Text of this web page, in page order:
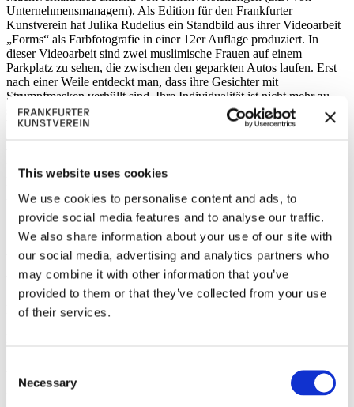
This website uses cookies
We use cookies to personalise content and ads, to
provide social media features and to analyse our traffic.
We also share information about your use of our site with
our social media, advertising and analytics partners who
may combine it with other information that you’ve
provided to them or that they’ve collected from your use
of their services.
Selection
Necessary
Unternehmensmanagern). Als Edition für den Frankfurter
Kunstverein hat Julika Rudelius ein Standbild aus ihrer Videoarbeit
„Forms“ als Farbfotografie in einer 12er Auflage produziert. In
dieser Videoarbeit sind zwei muslimische Frauen auf einem
Parkplatz zu sehen, die zwischen den geparkten Autos laufen. Erst
nach einer Weile entdeckt man, dass ihre Gesichter mit
Strumpfmasken verhüllt sind. Ihre Individualität ist nicht mehr zu
sehen, sie sind maskiert. Für viele Betrachter mag diese Ansicht
bedrohlich und ängstigend wirken, weil sie mit solchen
Gesichtsverhüllungen sofort die Welt des Verbrechens, des
Künstlerin beabsichtigt, Rudelius hinterfragt den europäischen
Einwanderungs- und Integrationsdiskurs und konfrontiert Betrachter
mit ihren eigenen Vorurteilen.
Anzahl der Artikel
Vorname
Name